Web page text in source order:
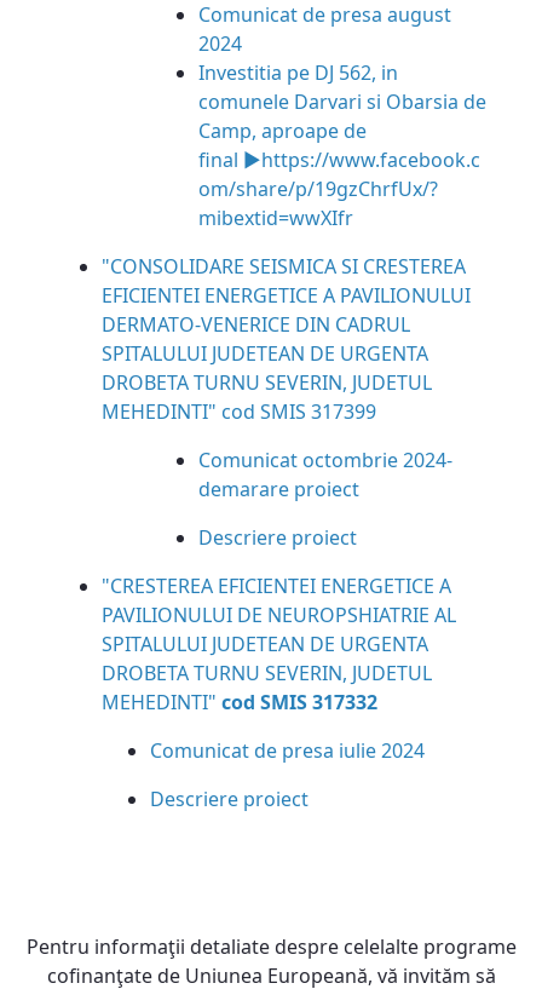
Comunicat de presa august
2024
Investitia pe DJ 562, in
comunele Darvari si Obarsia de
Camp, aproape de
final ►https://www.facebook.c
om/share/p/19gzChrfUx/?
mibextid=wwXIfr
"CONSOLIDARE SEISMICA SI CRESTEREA
EFICIENTEI ENERGETICE A PAVILIONULUI
DERMATO-VENERICE DIN CADRUL
SPITALULUI JUDETEAN DE URGENTA
DROBETA TURNU SEVERIN, JUDETUL
MEHEDINTI" cod SMIS 317399
Comunicat octombrie 2024-
demarare proiect
Descriere proiect
"CRESTEREA EFICIENTEI ENERGETICE A
PAVILIONULUI DE NEUROPSHIATRIE AL
SPITALULUI JUDETEAN DE URGENTA
DROBETA TURNU SEVERIN, JUDETUL
MEHEDINTI" cod SMIS 317332
Comunicat de presa iulie 2024
Descriere proiect
Pentru informaţii detaliate despre celelalte programe
cofinanţate de Uniunea Europeană, vă invităm să